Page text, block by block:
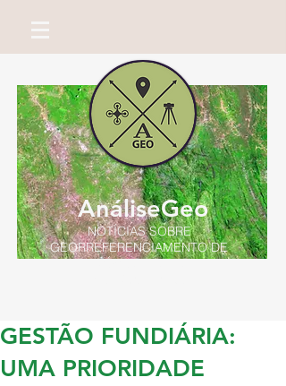
AnáliseGeo
NOTÍCIAS SOBRE
GEORREFERENCIAMENTO DE
IMÓVEIS RURAIS
GESTÃO FUNDIÁRIA:
UMA PRIORIDADE